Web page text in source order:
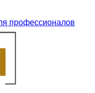
профессионалов